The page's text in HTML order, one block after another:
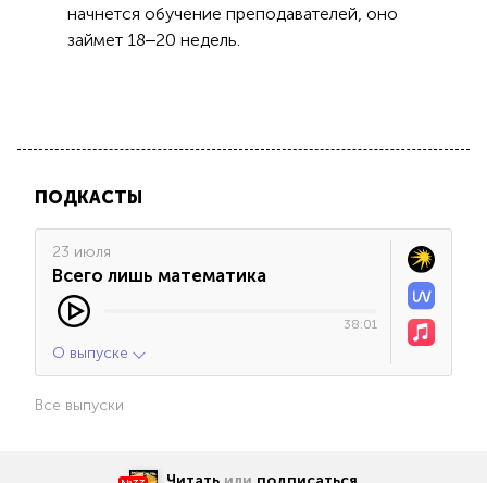
начнется обучение преподавателей, оно
займет 18‒20 недель.
ПОДКАСТЫ
23 июля
Всего лишь математика
38:01
О выпуске
Все выпуски